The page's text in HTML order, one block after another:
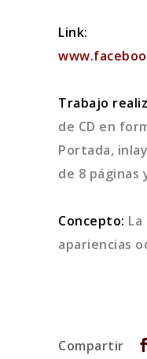
Link:
Trabajo
de CD en
Portada,
de 8 páginas
Concepto:
apariencias